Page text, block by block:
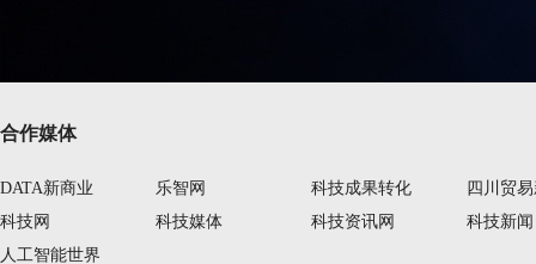
合作媒体
DATA新商业 乐智网 科技成果转化
四川贸
科技网
科技媒体 科技资讯网
科技新闻
人工智能世界